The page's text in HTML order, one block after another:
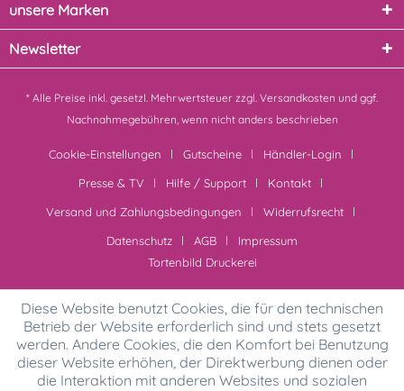
unsere Marken
Newsletter
* Alle Preise inkl. gesetzl. Mehrwertsteuer zzgl. Versandkosten und ggf.
Nachnahmegebühren, wenn nicht anders beschrieben
Cookie-Einstellungen Gutscheine
Händler-Login
Presse & TV
Hilfe / Support
Kontakt
Versand und Zahlungsbedingungen
Widerrufsrecht
Datenschutz
AGB
Impressum
Tortenbild Druckerei
Diese Website benutzt Cookies, die für den technischen
Betrieb der Website erforderlich sind und stets gesetzt
werden. Andere Cookies, die den Komfort bei Benutzung
dieser Website erhöhen, der Direktwerbung dienen oder
die Interaktion mit anderen Websites und sozialen